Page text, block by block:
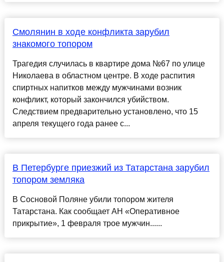
Смолянин в ходе конфликта зарубил
знакомого топором
Трагедия случилась в квартире дома №67 по улице
Николаева в областном центре. В ходе распития
спиртных напитков между мужчинами возник
конфликт, который закончился убийством.
Следствием предварительно установлено, что 15
апреля текущего года ранее с...
В Петербурге приезжий из Татарстана зарубил
топором земляка
В Сосновой Поляне убили топором жителя
Татарстана. Как сообщает АН «Оперативное
прикрытие», 1 февраля трое мужчин......